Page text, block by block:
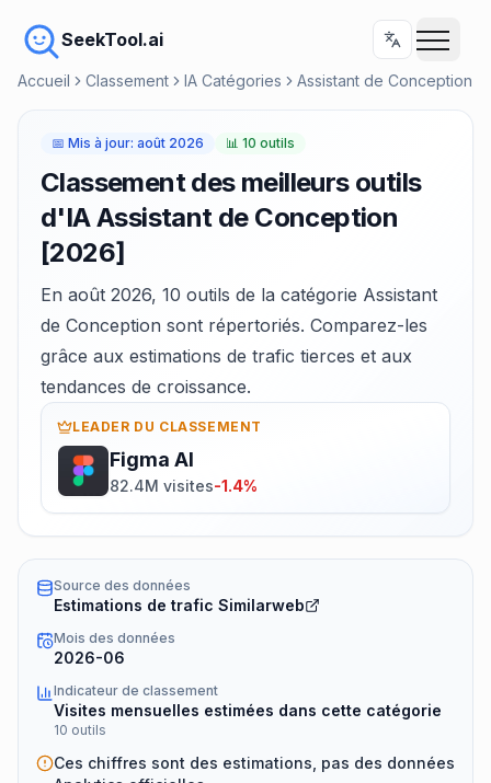
SeekTool.ai
Accueil Classement IA Catégories Assistant de Conception
📅 Mis à jour: août 2026 📊 10 outils
Classement des meilleurs outils
d'IA Assistant de Conception
[2026]
En août 2026, 10 outils de la catégorie Assistant
de Conception sont répertoriés. Comparez-les
grâce aux estimations de trafic tierces et aux
tendances de croissance.
LEADER DU CLASSEMENT
Figma AI
82.4M visites-1.4%
Source des données
Estimations de trafic Similarweb
Mois des données
2026-06
Indicateur de classement
Visites mensuelles estimées dans cette catégorie
10 outils
Ces chiffres sont des estimations, pas des données